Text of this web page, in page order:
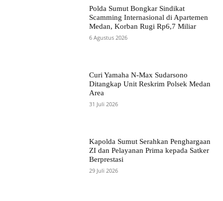
Polda Sumut Bongkar Sindikat
Scamming Internasional di Apartemen
Medan, Korban Rugi Rp6,7 Miliar
6 Agustus 2026
Curi Yamaha N-Max Sudarsono
Ditangkap Unit Reskrim Polsek Medan
Area
31 Juli 2026
Kapolda Sumut Serahkan Penghargaan
ZI dan Pelayanan Prima kepada Satker
Berprestasi
29 Juli 2026